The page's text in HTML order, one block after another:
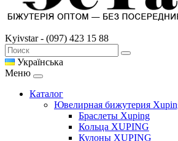
Kyivstar - (097) 423 15 88
Українська
Меню
Каталог
Ювелирная бижутерия
Браслеты Xuping
Кольца XUPING
Кулоны XUPING